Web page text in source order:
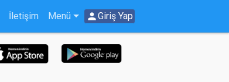
İletişim Menü personGiriş Yap